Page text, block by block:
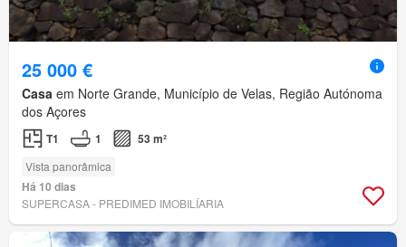
25 000 €
Casa em Norte Grande, Município de Velas, Região Autónoma
dos Açores
T1 1 53 m²
Vista panorâmica
Há 10 dias
SUPERCASA - PREDIMED IMOBILÍARIA